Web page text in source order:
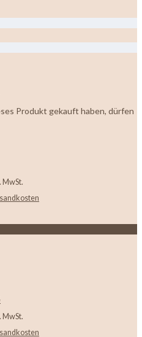
Produkt gekauft haben, dürfen
MwSt.
MwSt.